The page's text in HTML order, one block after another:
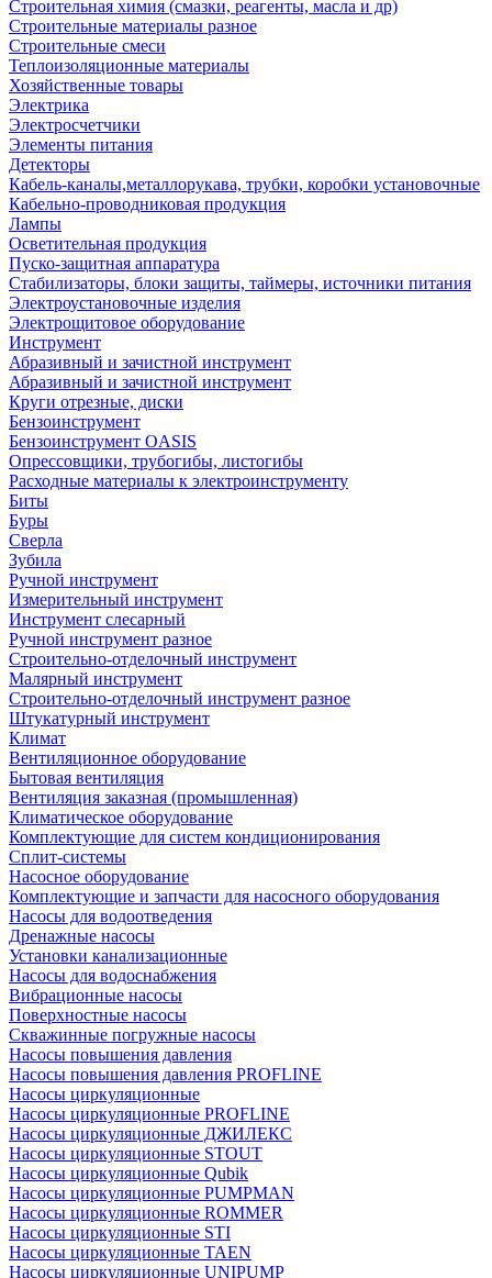
Строительная химия (смазки, реагенты, масла и др)
Строительные материалы разное
Строительные смеси
Теплоизоляционные материалы
Хозяйственные товары
Электрика
Электросчетчики
Элементы питания
Детекторы
Кабель-каналы,металлорукава, трубки, коробки установочные
Кабельно-проводниковая продукция
Лампы
Осветительная продукция
Пуско-защитная аппаратура
Стабилизаторы, блоки защиты, таймеры, источники питания
Электроустановочные изделия
Электрощитовое оборудование
Инструмент
Абразивный и зачистной инструмент
Абразивный и зачистной инструмент
Круги отрезные, диски
Бензоинструмент
Бензоинструмент OASIS
Опрессовщики, трубогибы, листогибы
Расходные материалы к электроинструменту
Биты
Буры
Сверла
Зубила
Ручной инструмент
Измерительный инструмент
Инструмент слесарный
Ручной инструмент разное
Строительно-отделочный инструмент
Малярный инструмент
Строительно-отделочный инструмент разное
Штукатурный инструмент
Климат
Вентиляционное оборудование
Бытовая вентиляция
Вентиляция заказная (промышленная)
Климатическое оборудование
Комплектующие для систем кондиционирования
Сплит-системы
Насосное оборудование
Комплектующие и запчасти для насосного оборудования
Насосы для водоотведения
Дренажные насосы
Установки канализационные
Насосы для водоснабжения
Вибрационные насосы
Поверхностные насосы
Скважинные погружные насосы
Насосы повышения давления
Насосы повышения давления PROFLINE
Насосы циркуляционные
Насосы циркуляционные PROFLINE
Насосы циркуляционные ДЖИЛЕКС
Насосы циркуляционные STOUT
Насосы циркуляционные Qubik
Насосы циркуляционные PUMPMAN
Насосы циркуляционные ROMMER
Насосы циркуляционные STI
Насосы циркуляционные TAEN
Насосы циркуляционные UNIPUMP